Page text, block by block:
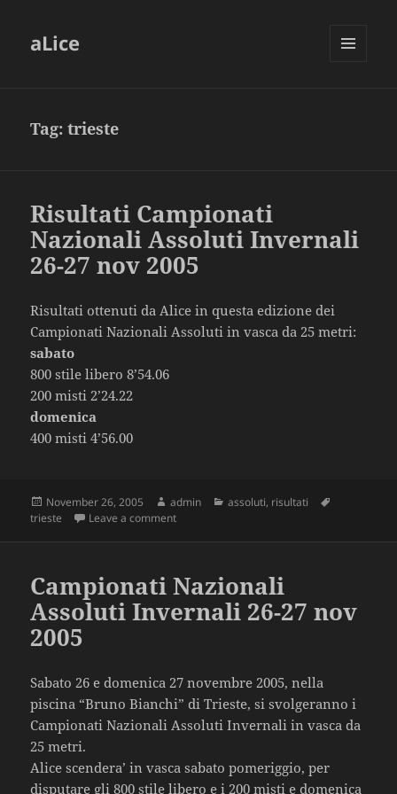
aLice
Tag:trieste
Risultati Campionati
Nazionali Assoluti Invernali
26-27 nov 2005
Risultati ottenuti da Alice in questa edizione dei
Campionati Nazionali Assoluti in vasca da 25 metri:
sabato
800 stile libero 8’54.06
200 misti 2’24.22
domenica
400 misti 4’56.00
Posted
on
November 26, 2005 Author
admin Categories
assoluti, risultati
trieste
Leave a comment
Campionati Nazionali
Assoluti Invernali 26-27 nov
2005
Sabato 26 e domenica 27 novembre 2005, nella
piscina “Bruno Bianchi” di Trieste, si svolgeranno i
Campionati Nazionali Assoluti Invernali in vasca da
25 metri.
Alice scendera’ in vasca sabato pomeriggio, per
disputare gli 800 stile libero e i 200 misti e domenica